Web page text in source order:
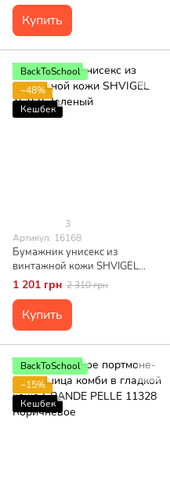
Купить
BackToSchool
−48%
Кешбек
3
Артикул: 16168
Бумажник унисекс из
винтажной кожи SHVIGEL
16168 Зеленый
1 201 грн 2 310 грн
Купить
BackToSchool
−15%
Кешбек